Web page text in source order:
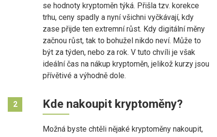
se hodnoty kryptoměn týká. Přišla tzv. korekce
trhu, ceny spadly a nyní všichni vyčkávají, kdy
zase přijde ten extremní růst. Kdy digitální měny
začnou růst, tak to bohužel nikdo neví. Může to
být za týden, nebo za rok. V tuto chvíli je však
ideální čas na nákup kryptoměn, jelikož kurzy jsou
přívětivé a výhodně dole.
2 Kde nakoupit kryptoměny?
Možná byste chtěli nějaké kryptoměny nakoupit,